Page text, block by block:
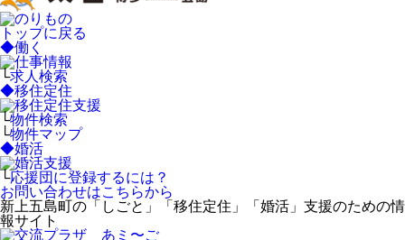
トップに戻る
◆働く
└求人検索
◆移住定住
└物件検索
└物件マップ
◆婚活
└応援団に登録するには？
お問い合わせはこちらから
新上五島町の「しごと」「移住定住」「婚活」支援のための情
報サイト